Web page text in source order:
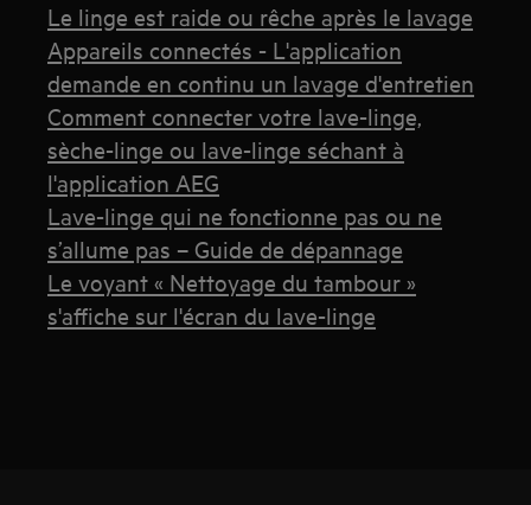
Le linge est raide ou rêche après le lavage
Appareils connectés - L'application
demande en continu un lavage d'entretien
Comment connecter votre lave-linge,
sèche-linge ou lave-linge séchant à
l'application AEG
Lave-linge qui ne fonctionne pas ou ne
s’allume pas – Guide de dépannage
Le voyant « Nettoyage du tambour »
s'affiche sur l'écran du lave-linge